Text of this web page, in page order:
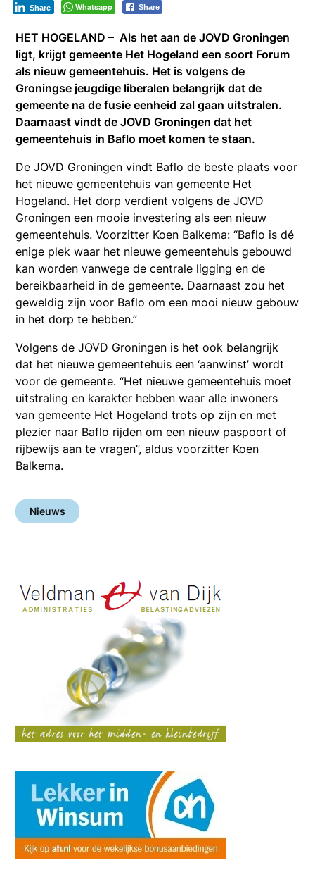
Whatsapp Share
Share
HET HOGELAND – Als het aan de JOVD Groningen
ligt, krijgt gemeente Het Hogeland een soort Forum
als nieuw gemeentehuis. Het is volgens de
Groningse jeugdige liberalen belangrijk dat de
gemeente na de fusie eenheid zal gaan uitstralen.
Daarnaast vindt de JOVD Groningen dat het
gemeentehuis in Baflo moet komen te staan.
De JOVD Groningen vindt Baflo de beste plaats voor
het nieuwe gemeentehuis van gemeente Het
Hogeland. Het dorp verdient volgens de JOVD
Groningen een mooie investering als een nieuw
gemeentehuis. Voorzitter Koen Balkema: “Baflo is dé
enige plek waar het nieuwe gemeentehuis gebouwd
kan worden vanwege de centrale ligging en de
bereikbaarheid in de gemeente. Daarnaast zou het
geweldig zijn voor Baflo om een mooi nieuw gebouw
in het dorp te hebben.”
Volgens de JOVD Groningen is het ook belangrijk
dat het nieuwe gemeentehuis een ‘aanwinst’ wordt
voor de gemeente. “Het nieuwe gemeentehuis moet
uitstraling en karakter hebben waar alle inwoners
van gemeente Het Hogeland trots op zijn en met
plezier naar Baflo rijden om een nieuw paspoort of
rijbewijs aan te vragen”, aldus voorzitter Koen
Balkema.
Nieuws